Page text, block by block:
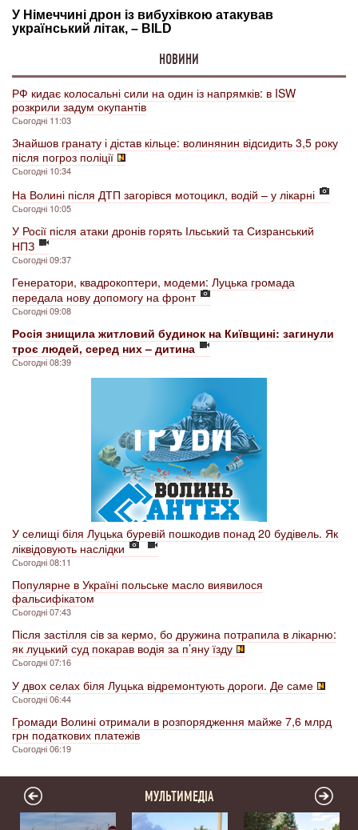
НОВИНИ
РФ кидає колосальні сили на один із напрямків: в ISW
розкрили задум окупантів
Сьогодні 11:03
Знайшов гранату і дістав кільце: волинянин відсидить 3,5 року
після погроз поліції
Сьогодні 10:34
На Волині після ДТП загорівся мотоцикл, водій – у лікарні
Сьогодні 10:05
У Росії після атаки дронів горять Ільський та Сизранський
НПЗ
Сьогодні 09:37
Генератори, квадрокоптери, модеми: Луцька громада
передала нову допомогу на фронт
Сьогодні 09:08
Росія знищила житловий будинок на Київщині: загинули
троє людей, серед них – дитина
Сьогодні 08:39
У селищі біля Луцька буревій пошкодив понад 20 будівель. Як
ліквідовують наслідки
Сьогодні 08:11
Популярне в Україні польське масло виявилося
фальсифікатом
Сьогодні 07:43
Після застілля сів за кермо, бо дружина потрапила в лікарню:
як луцький суд покарав водія за п’яну їзду
Сьогодні 07:16
У двох селах біля Луцька відремонтують дороги. Де саме
Сьогодні 06:44
Громади Волині отримали в розпорядження майже 7,6 млрд
грн податкових платежів
Сьогодні 06:19
МУЛЬТИМЕДІА